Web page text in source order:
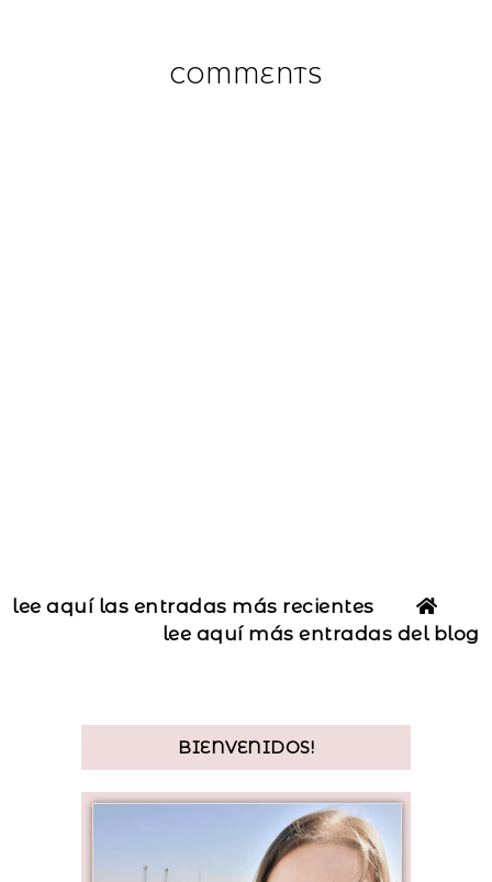
COMMENTS
lee aquí las entradas más recientes
lee aquí más entradas del blog
BIENVENIDOS!